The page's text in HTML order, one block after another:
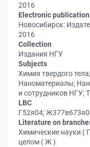
2016
Electronic publication
Новосибирск:
2016
Collection
Издания НГУ
Subjects
Химия твердого
Наноматериалы;
и сотрудников НГУ;
LBC
Г52я04;
Literature on
Химические науки (
целом ( Ж )